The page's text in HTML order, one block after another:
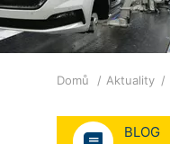
Drobečková
Domů Aktuality
BLOG